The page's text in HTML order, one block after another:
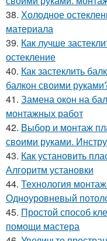
38. Холодное
материала
39. Как лучше
остекление
40. Как застеклить
балкон своими
41. Замена окон на
монтажных работ
42. Выбор и монтаж
своими руками.
43. Как установить
Алгоритм установки
44. Технология
Одноуровневый
45. Простой способ
помощи мастера